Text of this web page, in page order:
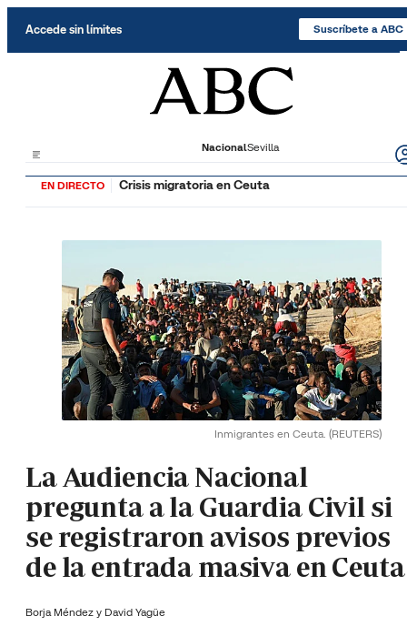
Accede sin límites Suscríbete a ABC
NacionalSevilla
EN DIRECTO Crisis migratoria en Ceuta
Inmigrantes en Ceuta. (REUTERS)
La Audiencia Nacional
pregunta a la Guardia Civil si
se registraron avisos previos
de la entrada masiva en Ceuta
Borja Méndez y David Yagüe